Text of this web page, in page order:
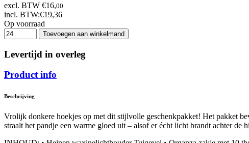
excl. BTW €16,00
incl. BTW:€19,36
Op voorraad
Toevoegen aan winkelmand
Levertijd in overleg
Product info
Beschrijving
Vrolijk donkere hoekjes op met dit stijlvolle geschenkpakket! Het pakket
straalt het pandje een warme gloed uit – alsof er écht licht brandt achter